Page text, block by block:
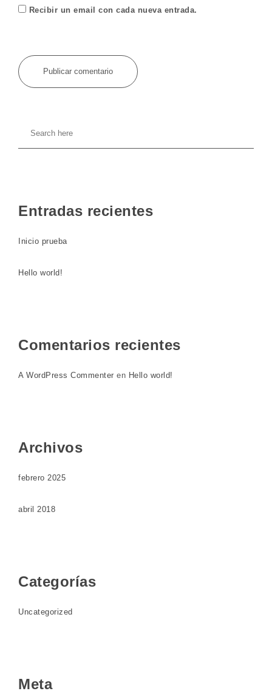
Recibir un email con cada nueva entrada.
Entradas recientes
Inicio prueba
Hello world!
Comentarios recientes
A WordPress Commenter en Hello world!
Archivos
febrero 2025
abril 2018
Categorías
Uncategorized
Meta